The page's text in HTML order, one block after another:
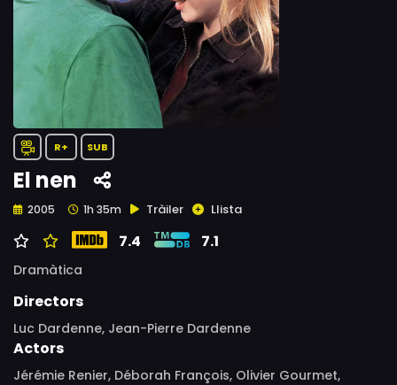
R+ SUB
El nen
2005 1h 35m Tràiler Llista
7.4 7.1
Dramàtica
Directors
Luc Dardenne, Jean-Pierre Dardenne
Actors
Jérémie Renier, Déborah François, Olivier Gourmet,